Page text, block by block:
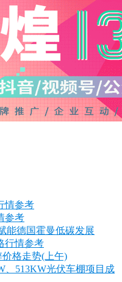
参考
能德国霍曼低碳发展
行情参考
格走势(上午)
、513KW光伏车棚项目成